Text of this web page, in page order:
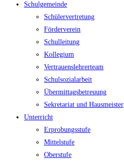
Schulgemeinde
Schülervertretung
Förderverein
Schulleitung
Kollegium
Vertrauenslehrerteam
Schulsozialarbeit
Übermittagsbetreuung
Sekretariat und Hausmeister
Unterricht
Erprobungsstufe
Mittelstufe
Oberstufe